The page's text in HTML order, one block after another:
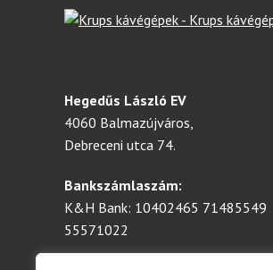
Hegedűs László EV
4060 Balmazújváros,
Debreceni utca 74.
Bankszámlaszám:
K&H Bank: 10402465 71485549
55571022